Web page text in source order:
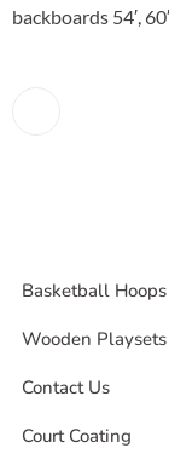
backboards 54′,
Basketball Hoops
Wooden Playsets
Contact Us
Court Coating